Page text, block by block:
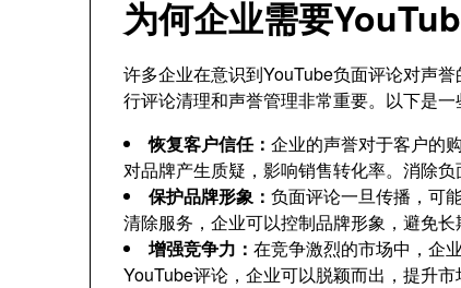
为何企业需要
许多企业在意识到YouTube负面评论对声
行评论清理和声誉管理非常重要。以下是
恢复客户信任： 企业的声誉对于客户的
对品牌产生质疑，影响销售转化率。消除负
保护品牌形象： 负面评论一旦传播，可
清除服务，企业可以控制品牌形象，避免长
增强竞争力： 在竞争激烈的市场中，企
YouTube评论，企业可以脱颖而出，提升市